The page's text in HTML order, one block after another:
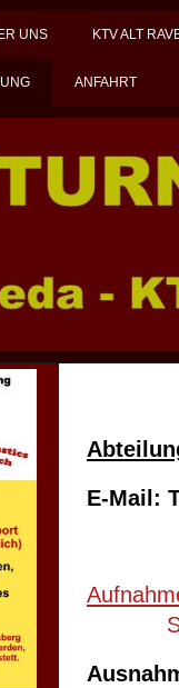
UNS KTV ALT
ANFAHRT
E-Mail: